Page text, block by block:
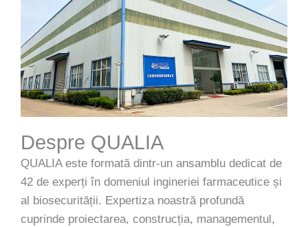
Despre QUALIA
QUALIA este formată dintr-un ansamblu dedicat de
42 de experți în domeniul ingineriei farmaceutice și
al biosecurității. Expertiza noastră profundă
cuprinde proiectarea, construcția, managementul,